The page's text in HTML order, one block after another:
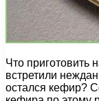
Что приготовить
встретили
остался кефир?